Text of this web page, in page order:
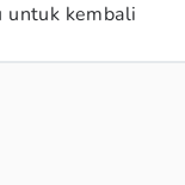
untuk kembali